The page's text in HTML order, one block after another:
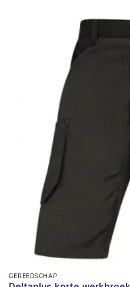
GEREEDSCHAP